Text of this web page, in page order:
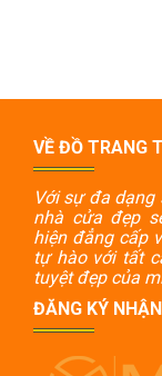
VỀ ĐỒ TRANG
Với sự đa
nhà cửa đẹp
hiện đẳng cấp
tự hào với tất
tuyệt đẹp của
ĐĂNG KÝ